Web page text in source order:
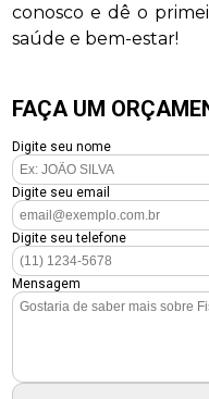
conosco e dê o
saúde e bem-estar!
FAÇA UM
Digite seu nome
Digite seu email
Digite seu telefone
Mensagem